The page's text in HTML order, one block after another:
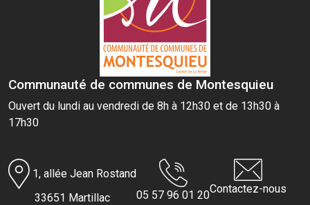
Communauté de communes de Montesquieu
Ouvert du lundi au vendredi de 8h à 12h30 et de 13h30 à
17h30
1, allée Jean Rostand
33651 Martillac
05 57 96 01 20Contactez-nous